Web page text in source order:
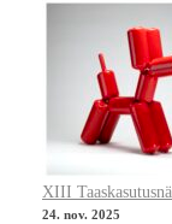
XIII
24. nov. 2025